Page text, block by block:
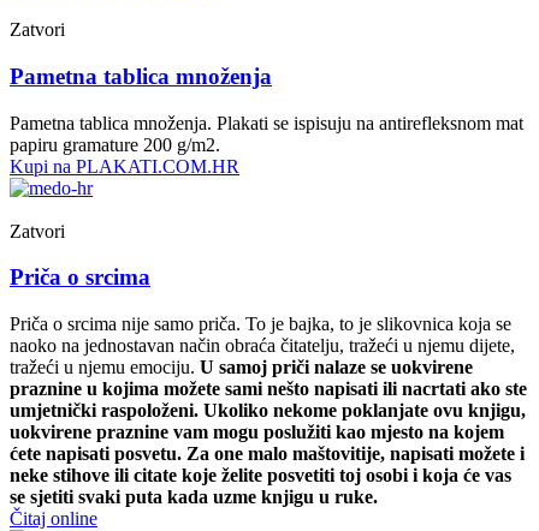
Zatvori
Pametna tablica množenja
Pametna tablica množenja. Plakati se ispisuju na antirefleksnom mat
papiru gramature 200 g/m2.
Kupi na PLAKATI.COM.HR
Zatvori
Priča o srcima
Priča o srcima nije samo priča. To je bajka, to je slikovnica koja se
naoko na jednostavan način obraća čitatelju, tražeći u njemu dijete,
tražeći u njemu emociju. U samoj priči nalaze se uokvirene
praznine u kojima možete sami nešto napisati ili nacrtati ako ste
umjetnički raspoloženi. Ukoliko nekome poklanjate ovu knjigu,
uokvirene praznine vam mogu poslužiti kao mjesto na kojem
ćete napisati posvetu. Za one malo maštovitije, napisati možete i
neke stihove ili citate koje želite posvetiti toj osobi i koja će vas
se sjetiti svaki puta kada uzme knjigu u ruke.
Čitaj online